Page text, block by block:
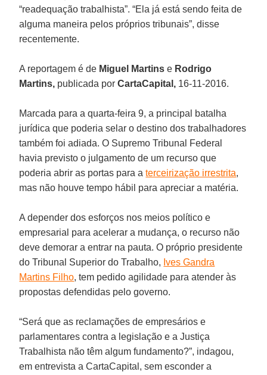
“readequação trabalhista”. “Ela já está sendo feita de
alguma maneira pelos próprios tribunais”, disse
recentemente.
A reportagem é de Miguel Martins e Rodrigo
Martins, publicada porCartaCapital, 16-11-2016.
Marcada para a quarta-feira 9, a principal batalha
jurídica que poderia selar o destino dos trabalhadores
também foi adiada. O Supremo Tribunal Federal
havia previsto o julgamento de um recurso que
poderia abrir as portas para aterceirização irrestrita,
mas não houve tempo hábil para apreciar a matéria.
A depender dos esforços nos meios político e
empresarial para acelerar a mudança, o recurso não
deve demorar a entrar na pauta. O próprio presidente
do Tribunal Superior do Trabalho, Ives Gandra
Martins Filho, tem pedido agilidade para atender às
propostas defendidas pelo governo.
“Será que as reclamações de empresários e
parlamentares contra a legislação e a Justiça
Trabalhista não têm algum fundamento?”, indagou,
em entrevista a CartaCapital, sem esconder a